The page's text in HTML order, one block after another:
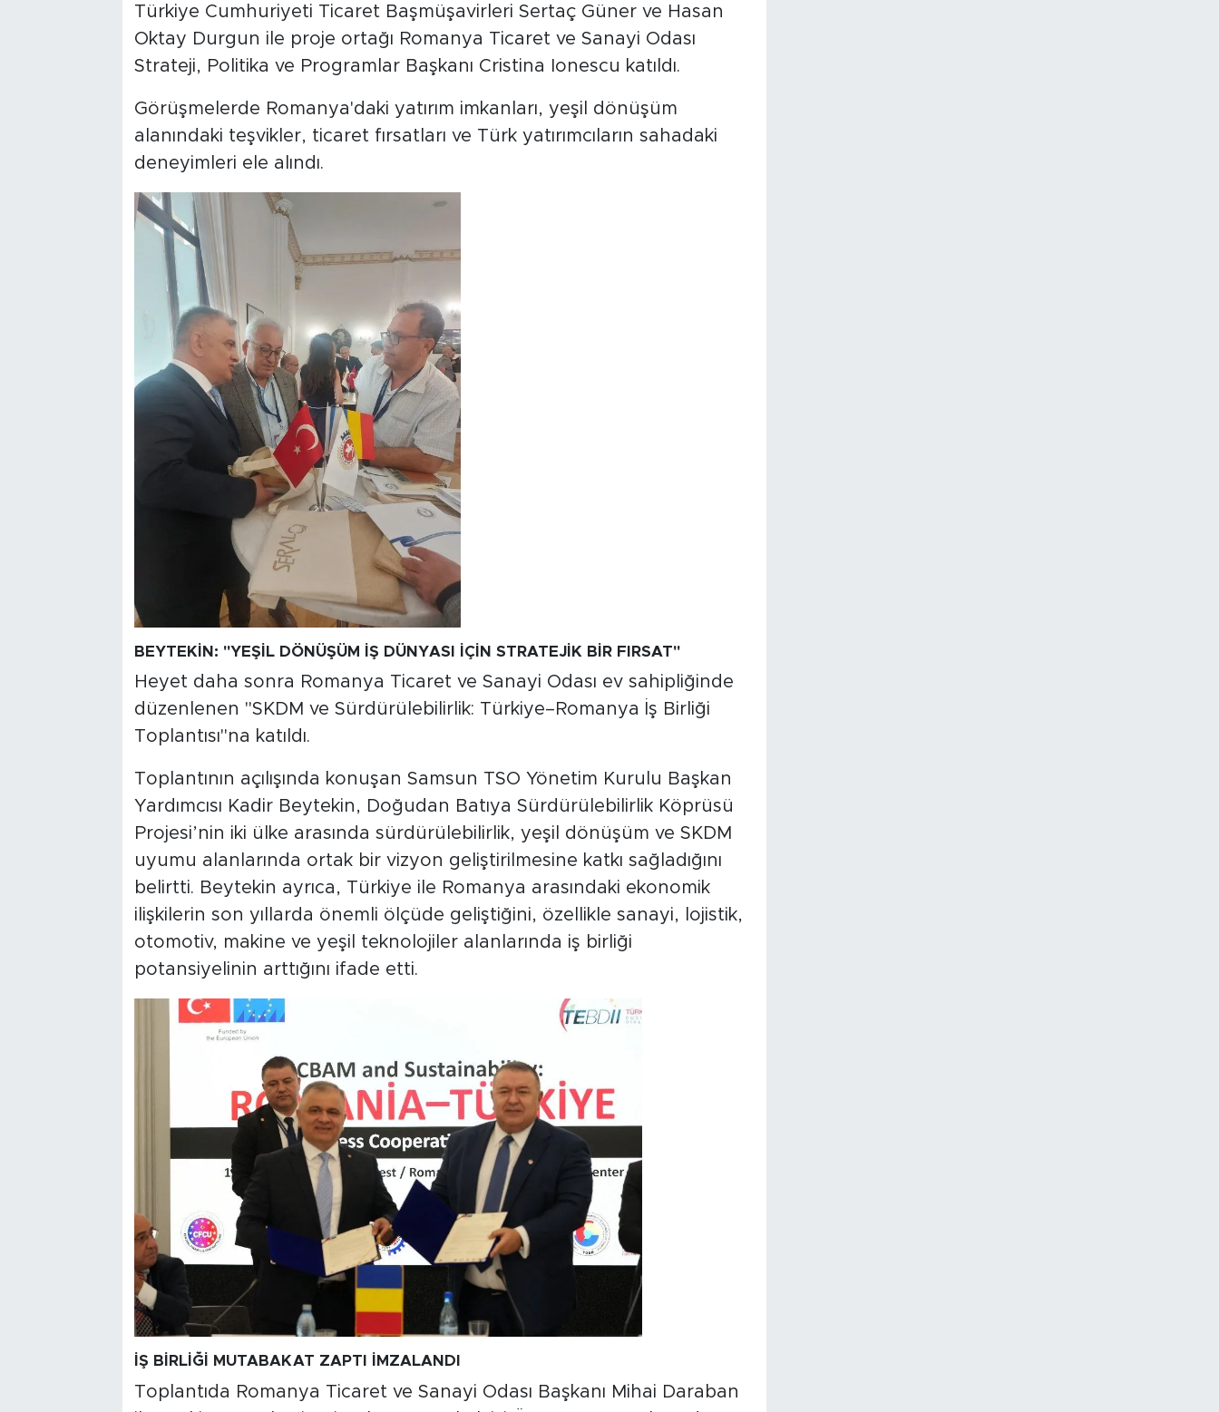
Türkiye Cumhuriyeti Ticaret Başmüşavirleri Sertaç Güner ve Hasan
Oktay Durgun ile proje ortağı Romanya Ticaret ve Sanayi Odası
Strateji, Politika ve Programlar Başkanı Cristina Ionescu katıldı.
Görüşmelerde Romanya'daki yatırım imkanları, yeşil dönüşüm
alanındaki teşvikler, ticaret fırsatları ve Türk yatırımcıların sahadaki
deneyimleri ele alındı.
BEYTEKİN: "YEŞİL DÖNÜŞÜM İŞ DÜNYASI İÇİN STRATEJİK BİR FIRSAT"
Heyet daha sonra Romanya Ticaret ve Sanayi Odası ev sahipliğinde
düzenlenen "SKDM ve Sürdürülebilirlik: Türkiye–Romanya İş Birliği
Toplantısı"na katıldı.
Toplantının açılışında konuşan Samsun TSO Yönetim Kurulu Başkan
Yardımcısı Kadir Beytekin, Doğudan Batıya Sürdürülebilirlik Köprüsü
Projesi’nin iki ülke arasında sürdürülebilirlik, yeşil dönüşüm ve SKDM
uyumu alanlarında ortak bir vizyon geliştirilmesine katkı sağladığını
belirtti. Beytekin ayrıca, Türkiye ile Romanya arasındaki ekonomik
ilişkilerin son yıllarda önemli ölçüde geliştiğini, özellikle sanayi, lojistik,
otomotiv, makine ve yeşil teknolojiler alanlarında iş birliği
potansiyelinin arttığını ifade etti.
İŞ BİRLİĞİ MUTABAKAT ZAPTI İMZALANDI
Toplantıda Romanya Ticaret ve Sanayi Odası Başkanı Mihai Daraban